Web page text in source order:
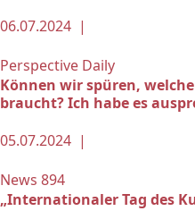
06.07.2024 |
Perspective Daily
Können wir spüren,
braucht? Ich habe es
05.07.2024 |
News 894
„Internationaler Tag des